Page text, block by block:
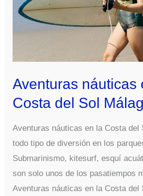
Aventuras náuticas
Costa del Sol
Aventuras náuticas en la Costa del
todo tipo de diversión en los
Submarinismo, kitesurf, esquí
son solo unos de los pasatiempos
Aventuras náuticas en la Costa del